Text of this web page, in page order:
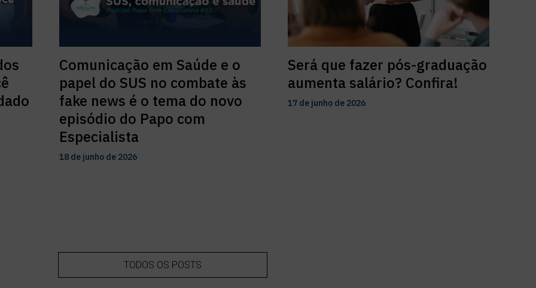
Comunicação em Saúde e o
papel do SUS no combate às
fake news é o tema do novo
episódio do Papo com
Especialista
18 de junho de 2026
Será que fazer pós-graduação
aumenta salário? Confira!
17 de junho de 2026
TODOS OS POSTS